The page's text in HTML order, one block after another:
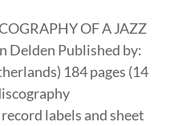
OF A JAZZ
Delden Published by:
184 pages (14
labels and sheet